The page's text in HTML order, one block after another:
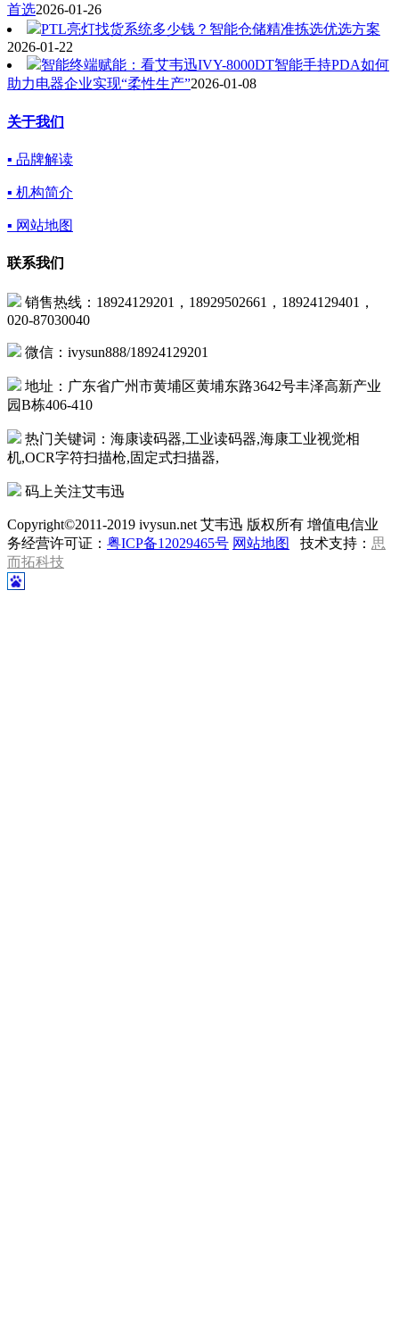
首选2026-01-26
PTL亮灯找货系统多少钱？智能仓储精准拣选优选方案
2026-01-22
智能终端赋能：看艾韦迅IVY-8000DT智能手持PDA如何
助力电器企业实现“柔性生产”2026-01-08
关于我们
▪ 品牌解读
▪ 机构简介
▪ 网站地图
联系我们
销售热线：18924129201，18929502661，18924129401，
020-87030040
微信：ivysun888/18924129201
地址：广东省广州市黄埔区黄埔东路3642号丰泽高新产业
园B栋406-410
热门关键词：海康读码器,工业读码器,海康工业视觉相
机,OCR字符扫描枪,固定式扫描器,
码上关注艾韦迅
Copyright©2011-2019 ivysun.net 艾韦迅 版权所有 增值电信业
务经营许可证： 粤ICP备12029465号 网站地图 技术支持： 思
而拓科技